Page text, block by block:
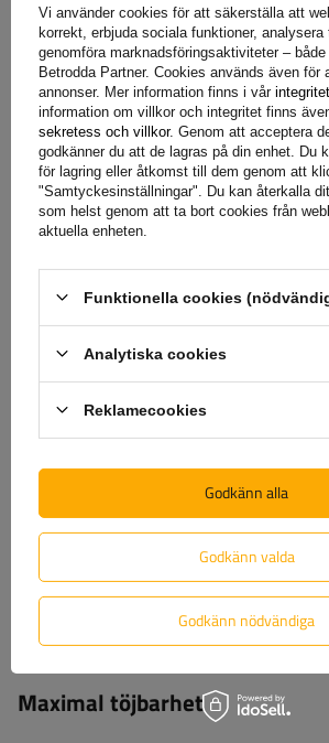
Standard Tension Force (STF)
Spännkraften är 280 daN, vilket innebär
lasten med en kraft motsvarande 280
säkrar den mot förskjutning under
nyckelparameter för transportbandet,
spännkraften som kan erhållas med
med hjälp av en spännare (spärr). Denna
särskilt viktig vid planering av
informerar om den faktiska kraften som
användning av standardremspänning,
säkerhet under transport.
Standard Hand Force (SHF)
Den manuella spännkraften är 50 daN,
kraft som måste appliceras på
ordentligt. Detta värde säkerställer
arbetssäkerhet, vilket möjliggör lämplig
risk för överdriven ansträngning. SHF-
vid val av bälte eftersom den indikerar
manuella kraften som krävs för att
immobilisera lasten.
Maximal töjbarhet
Vi använder cookies för att säkerställa att
korrekt, erbjuda sociala funktioner, analysera
genomföra marknadsföringsaktiviteter –
Betrodda Partner. Cookies används även för
annonser. Mer information finns i vår
information om villkor och integritet finns
sekretess och villkor. Genom att acceptera
godkänner du att de lagras på din enhet. Du
för lagring eller åtkomst till dem genom att
"Samtyckesinställningar". Du kan återkalla
som helst genom att ta bort cookies från
aktuella enheten.
Funktionella cookies
Analytiska cookies
Reklamecookies
Godkänn valda
Godkänn nödvändiga
Godkänn alla